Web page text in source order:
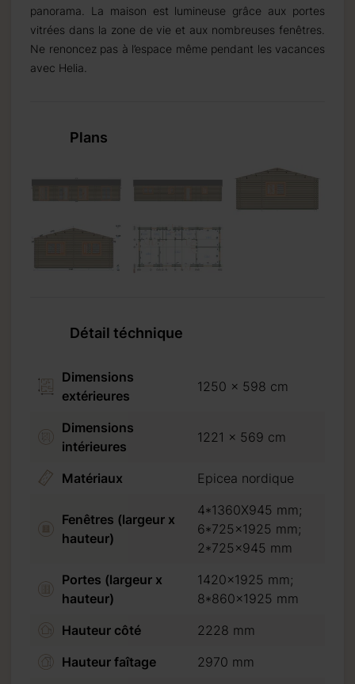
panorama. La maison est lumineuse grâce aux portes
vitrées dans la zone de vie et aux nombreuses fenêtres.
Ne renoncez pas à l’espace même pendant les vacances
avec Helia.
Plans
Détail téchnique
Dimensions
extérieures
1250 x 598 cm
Dimensions
intérieures
1221 x 569 cm
Matériaux Epicea nordique
Fenêtres (largeur x
hauteur)
4*1360X945 mm;
6*725x1925 mm;
2*725x945 mm
Portes (largeur x
hauteur)
1420x1925 mm;
8*860x1925 mm
Hauteur côté
2228 mm
Hauteur faîtage
2970 mm